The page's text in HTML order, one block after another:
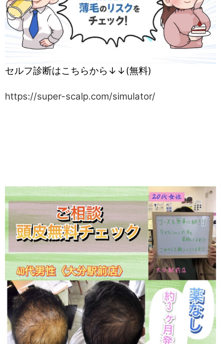
セルフ診断はこちらから↓↓(無料)
https://super-scalp.com/simulator/